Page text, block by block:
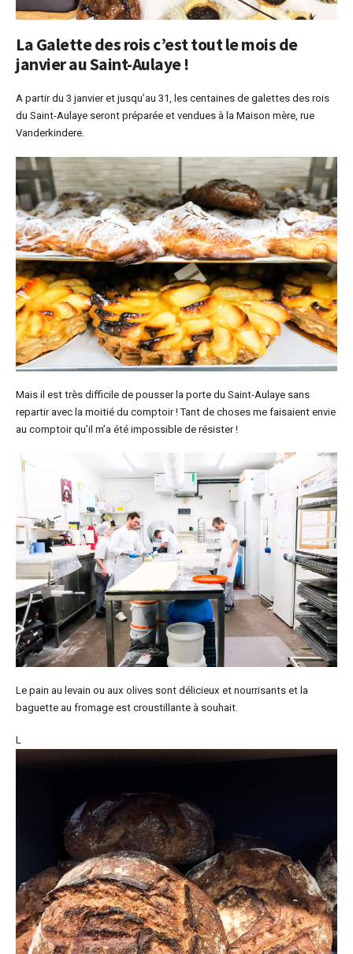
La Galette des rois c’est tout le mois de
janvier au Saint-Aulaye !
A partir du 3 janvier et jusqu’au 31, les centaines de galettes des rois
du Saint-Aulaye seront préparée et vendues à la Maison mère, rue
Vanderkindere.
Mais il est très difficile de pousser la porte du Saint-Aulaye sans
repartir avec la moitié du comptoir ! Tant de choses me faisaient envie
au comptoir qu’il m’a été impossible de résister !
Le pain au levain ou aux olives sont délicieux et nourrisants et la
baguette au fromage est croustillante à souhait.
L